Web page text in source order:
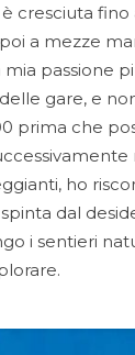
cresciuta fino
a mezze
passione
gare, e
prima che
ho
dal
i sentieri